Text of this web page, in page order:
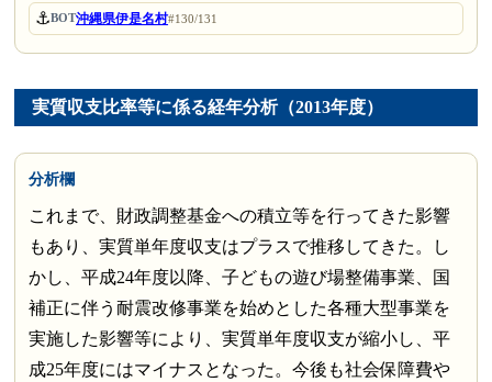
⚓BOT沖縄県伊是名村#130/131
実質収支比率等に係る経年分析（2013年度）
分析欄
これまで、財政調整基金への積立等を行ってきた影響
もあり、実質単年度収支はプラスで推移してきた。し
かし、平成24年度以降、子どもの遊び場整備事業、国
補正に伴う耐震改修事業を始めとした各種大型事業を
実施した影響等により、実質単年度収支が縮小し、平
成25年度にはマイナスとなった。今後も社会保障費や